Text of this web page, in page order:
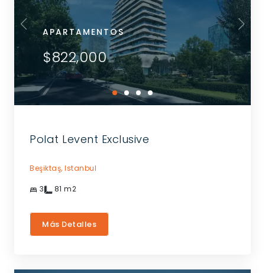
APARTAMENTOS
$822,000
Polat Levent Exclusive
Beşiktaş, Istanbul
3 81 m2
Más Detalles